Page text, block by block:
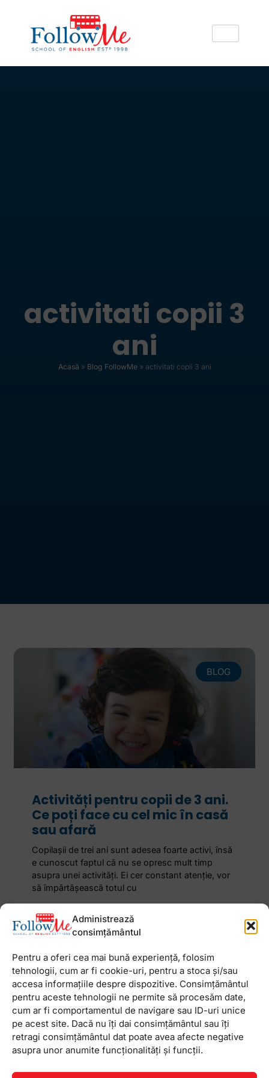
Administrează
consimțământul
Pentru a oferi cea mai bună experiență, folosim
tehnologii, cum ar fi cookie-uri, pentru a stoca și/sau
accesa informațiile despre dispozitive. Consimțământul
pentru aceste tehnologii ne permite să procesăm date,
cum ar fi comportamentul de navigare sau ID-uri unice
pe acest site. Dacă nu îți dai consimțământul sau îți
retragi consimțământul dat poate avea afecte negative
asupra unor anumite funcționalități și funcții.
activitati copii 3
ani
Acasă » Blog FollowMe» activitati copii 3 ani
BLOG
Activități pentru copii de 3 ani.
Ce poți face cu cel mic în casă
sau afară
Copilașii de trei ani sunt adesea foarte activi, însă
e cunoscut faptul că nu se opresc mult timp
asupra unei activități. Ei cer constant atenție, vor
să împărtășească totul cu
4 iulie 2023 Niciun comentariu
Newsletter